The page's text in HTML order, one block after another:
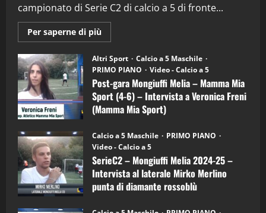
campionato di Serie C2 di calcio a 5 di fronte...
Per saperne di più
informazioni
Post-
gara
Mongiuffi
Melia
–
Mamma
Mia
Sport
6)
–
Intervista
a
mister
Arturo
Carciotto
(Mongiuffi
Altri Sport
Calcio a 5 Maschile
PRIMO PIANO
Video - Calcio a 5
Post-gara Mongiuffi Melia – Mamma Mia
Sport (4-6) – Intervista a Veronica Freni
(Mamma Mia Sport)
Calcio a 5 Maschile
PRIMO PIANO
Video - Calcio a 5
SerieC2 – Mongiuffi Melia 2024-25 –
Intervista al laterale Mirko Merlino
punta di diamante rossoblù
2 28/04/2026
3
"SportEmpire" in Podcast
“SportEmpire” in Podcast: 28^ Puntata
(Martedi 21 Aprile 2026)
21/04/2026
4
“SportEmpire” in Podcast: 27^ Puntata
(Martedi 14 Aprile 2026)
15/04/2026
“SportEmpire” in Podcast: 26^ Puntata